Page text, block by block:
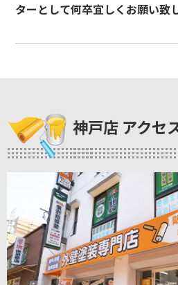
ターとして何卒宜しくお願い
神戸店 アクセ